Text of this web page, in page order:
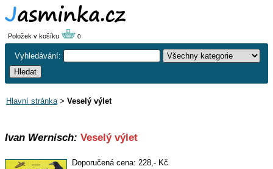
Položek v košíku 0
Vyhledávání:
Hlavní stránka> Veselý výlet
Ivan Wernisch: Veselý výlet
Doporučená cena: 228,- Kč